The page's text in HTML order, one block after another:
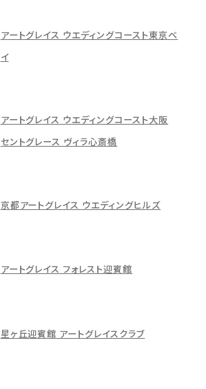
アートグレイス ウエディングコースト東京ベ
イ
アートグレイス ウエディングコースト大阪
セントグレース ヴィラ心斎橋
京都アートグレイス ウエディングヒルズ
アートグレイス フォレスト迎賓館
星ヶ丘迎賓館 アートグレイスクラブ